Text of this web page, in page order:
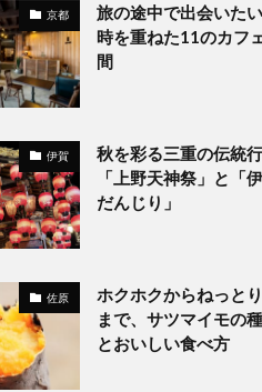
京都
旅の途中で出会いたい
時を重ねた11のカフ
間
伊賀
秋を彩る三重の伝統
「上野天神祭」と「
だんじり」
佐原
ホクホクからねっと
まで、サツマイモの
とおいしい食べ方